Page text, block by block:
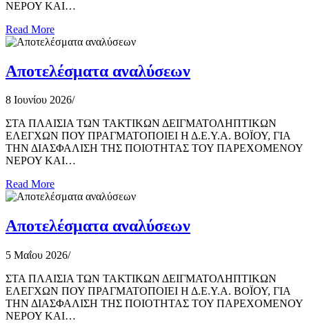
ΝΕΡΟΥ ΚΑΙ…
Read More
Αποτελέσματα αναλύσεων
8 Ιουνίου 2026/
ΣΤΑ ΠΛΑΙΣΙΑ ΤΩΝ ΤΑΚΤΙΚΩΝ ΔΕΙΓΜΑΤΟΛΗΠΤΙΚΩΝ
ΕΛΕΓΧΩΝ ΠΟΥ ΠΡΑΓΜΑΤΟΠΟΙΕΙ Η Δ.Ε.Υ.Α. ΒΟΪΟΥ, ΓΙΑ
ΤΗΝ ΔΙΑΣΦΑΛΙΣΗ ΤΗΣ ΠΟΙΟΤΗΤΑΣ ΤΟΥ ΠΑΡΕΧΟΜΕΝΟΥ
ΝΕΡΟΥ ΚΑΙ…
Read More
Αποτελέσματα αναλύσεων
5 Μαΐου 2026/
ΣΤΑ ΠΛΑΙΣΙΑ ΤΩΝ ΤΑΚΤΙΚΩΝ ΔΕΙΓΜΑΤΟΛΗΠΤΙΚΩΝ
ΕΛΕΓΧΩΝ ΠΟΥ ΠΡΑΓΜΑΤΟΠΟΙΕΙ Η Δ.Ε.Υ.Α. ΒΟΪΟΥ, ΓΙΑ
ΤΗΝ ΔΙΑΣΦΑΛΙΣΗ ΤΗΣ ΠΟΙΟΤΗΤΑΣ ΤΟΥ ΠΑΡΕΧΟΜΕΝΟΥ
ΝΕΡΟΥ ΚΑΙ…